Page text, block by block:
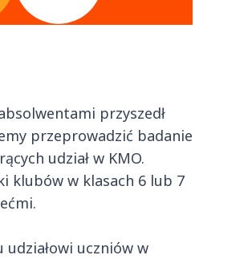
przyszedł
przeprowadzić badanie
udział w KMO.
klubów w klasach 6 lub 7
udziałowi uczniów w